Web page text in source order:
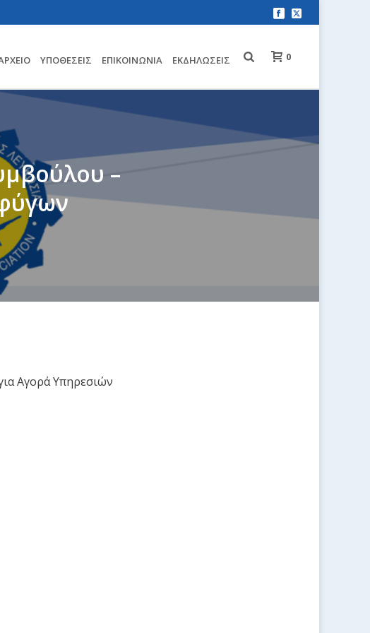
ΥΠΟΘΈΣΕΙΣ EΠΙΚΟΙΝΩΝΊΑ ΕΚΔΗΛΏΣΕΙΣ 0
–
Αγορά Υπηρεσιών